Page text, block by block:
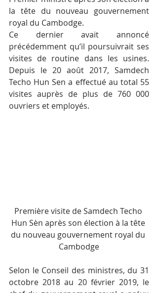
la tête du nouveau gouvernement
royal du Cambodge.
Ce dernier avait annoncé
précédemment qu’il poursuivrait ses
visites de routine dans les usines.
Depuis le 20 août 2017, Samdech
Techo Hun Sen a effectué au total 55
visites auprès de plus de 760 000
ouvriers et employés.
Première visite de Samdech Techo
Hun Sèn après son élection à la tête
du nouveau gouvernement royal du
Cambodge
Selon le Conseil des ministres, du 31
octobre 2018 au 20 février 2019, le